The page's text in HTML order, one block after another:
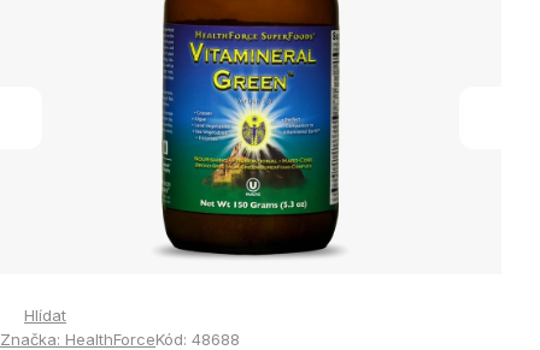
5
hvězdiček.
Hlídat
Značka: HealthForceKód: 48688